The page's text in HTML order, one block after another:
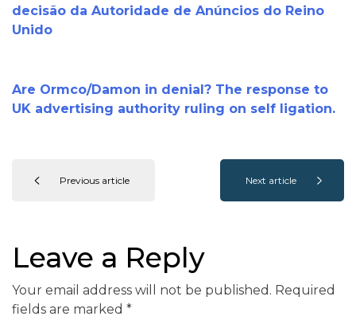
decisão da Autoridade de Anúncios do Reino
Unido
Are Ormco/Damon in denial? The response to
UK advertising authority ruling on self ligation.
Previous article Next article
Leave a Reply
Your email address will not be published. Required
fields are marked *